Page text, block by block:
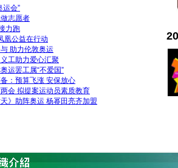
运会”
志愿者
力跑
凰公益在行动
助力伦敦奥运
工助力爱心汇聚
运罢工属“不爱国”
：预算飞涨 安保放心
会 拟提案运动员素质教育
》助阵奥运 杨幂田亮齐加盟